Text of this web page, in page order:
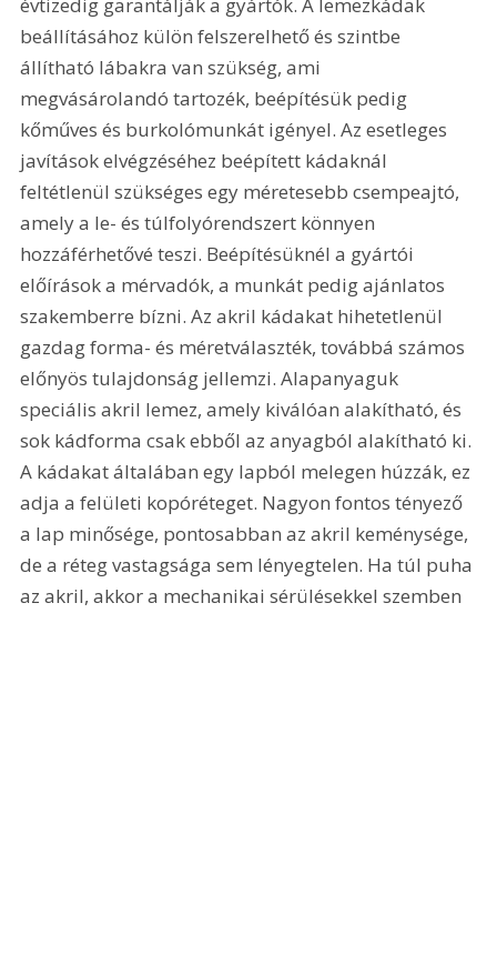
beállításához külön felszerelhető és szintbe
állítható lábakra van szükség, ami
megvásárolandó tartozék, beépítésük pedig
kőműves és burkolómunkát igényel. Az esetleges
javítások elvégzéséhez beépített kádaknál
feltétlenül szükséges egy méretesebb csempeajtó,
amely a le- és túlfolyórendszert könnyen
hozzáférhetővé teszi. Beépítésüknél a gyártói
előírások a mérvadók, a munkát pedig ajánlatos
szakemberre bízni. Az akril kádakat hihetetlenül
gazdag forma- és méretválaszték, továbbá számos
előnyös tulajdonság jellemzi. Alapanyaguk
speciális akril lemez, amely kiválóan alakítható, és
sok kádforma csak ebből az anyagból alakítható ki.
A kádakat általában egy lapból melegen húzzák, ez
adja a felületi kopóréteget. Nagyon fontos tényező
a lap minősége, pontosabban az akril keménysége,
de a réteg vastagsága sem lényegtelen. Ha túl puha
az akril, akkor a mechanikai sérülésekkel szemben